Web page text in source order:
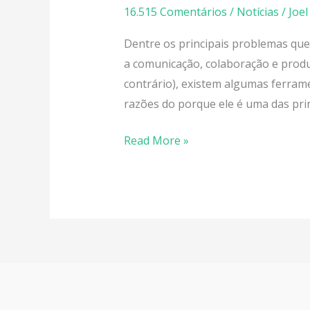
16.515 Comentários / Notícias / Joel
Dentre os principais problemas
a comunicação, colaboração e
contrário), existem algumas
razões do porque ele é uma das
por
utilizá-
lo?
Read More »